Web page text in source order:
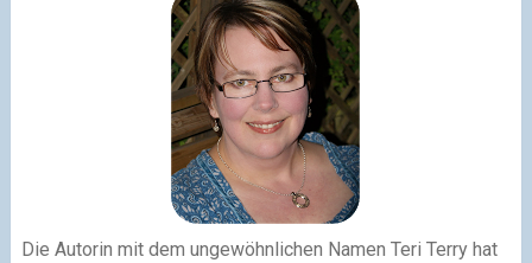
Die Autorin mit dem ungewöhnlichen Namen Teri Terry hat